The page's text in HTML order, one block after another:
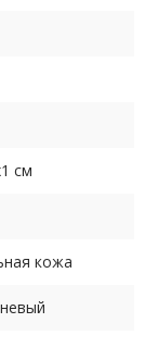
см
кожа